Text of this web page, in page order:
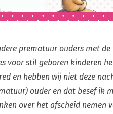
prematuur ouders met
voor stil geboren kinderen
en hebben wij niet deze
ouder en dat besef ik
over het afscheid nemen